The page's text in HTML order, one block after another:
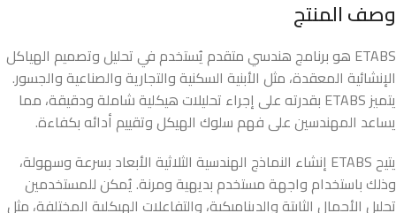
وصف المنتج
ETABS هو برنامج هندسي متقدم يُستخدم في تحليل وتصميم الهياكل
الإنشائية المعقدة، مثل الأبنية السكنية والتجارية والصناعية والجسور.
يتميز ETABS بقدرته على إجراء تحليلات هيكلية شاملة ودقيقة، مما
يساعد المهندسين على فهم سلوك الهيكل وتقييم أدائه بكفاءة.
يتيح ETABS إنشاء النماذج الهندسية الثلاثية الأبعاد بسرعة وسهولة،
وذلك باستخدام واجهة مستخدم بديهية ومرنة. يُمكن للمستخدمين
تحليل الأحمال الثابتة والديناميكية، والتفاعلات الهيكلية المختلفة، مثل